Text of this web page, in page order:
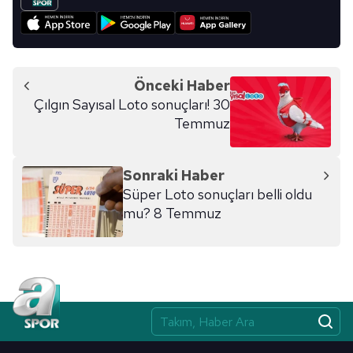
Önceki Haber
Çılgın Sayısal Loto sonuçları! 30
Temmuz
Sonraki Haber
Süper Loto sonuçları belli oldu
mu? 8 Temmuz